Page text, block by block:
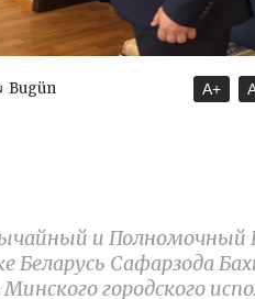
Bugün A+
и Полномочный
Беларусь Сафарзода
городского